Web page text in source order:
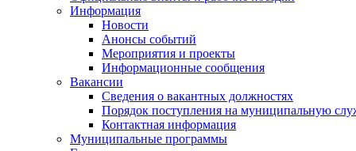
Информация
Новости
Анонсы событий
Мероприятия и проекты
Информационные сообщения
Вакансии
Сведения о вакантных должностях
Порядок поступления на муниципальную
Контактная информация
Муниципальные программы